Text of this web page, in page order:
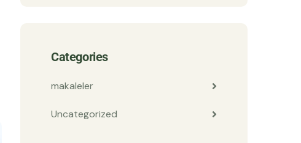
Categories
makaleler
Uncategorized